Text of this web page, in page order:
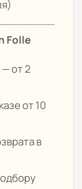
Folle
от 2
от 10
в